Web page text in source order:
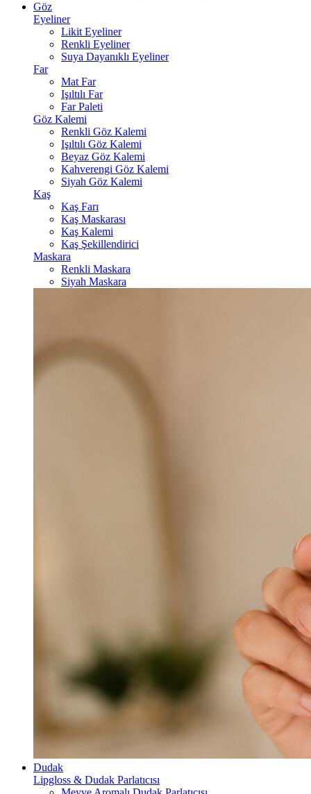
Göz
Eyeliner
Likit Eyeliner
Renkli Eyeliner
Suya Dayanıklı Eyeliner
Far
Mat Far
Işıltılı Far
Far Paleti
Göz Kalemi
Renkli Göz Kalemi
Işıltılı Göz Kalemi
Beyaz Göz Kalemi
Kahverengi Göz Kalemi
Siyah Göz Kalemi
Kaş
Kaş Farı
Kaş Maskarası
Kaş Kalemi
Kaş Şekillendirici
Maskara
Renkli Maskara
Siyah Maskara
Dudak
Lipgloss & Dudak Parlatıcısı